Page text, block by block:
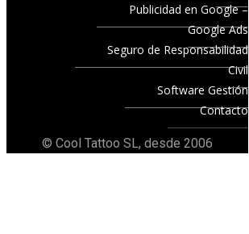
Publicidad en Google –
Google Ads
Seguro de Responsabilidad
Civil
Software Gestión
Contacto
© Cool Tattoo SL, desde 2006